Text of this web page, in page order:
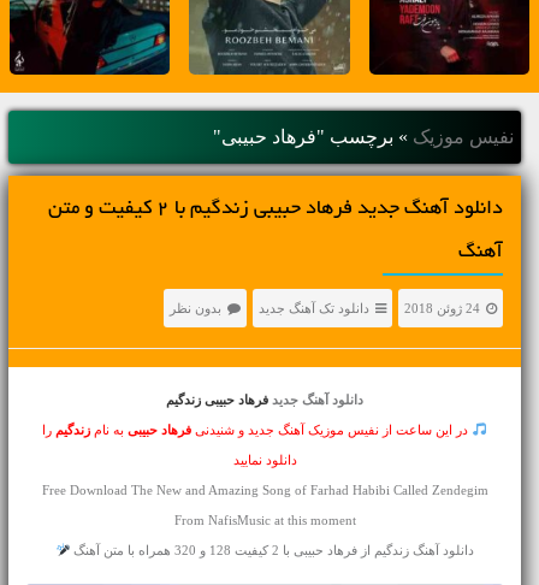
نفیس موزیک » برچسب "فرهاد حبیبی"
دانلود آهنگ جديد فرهاد حبیبی زندگیم با 2 کیفیت و متن
آهنگ
24 ژوئن 2018 دانلود تک آهنگ جدید بدون نظر
دانلود آهنگ جدید فرهاد حبیبی زندگیم
در این ساعت از نفیس موزیک آهنگ جدید و شنیدنی فرهاد حبیبیبه نام زندگیم را
دانلود نمایید
Free Download The New and Amazing Song of Farhad Habibi Called Zendegim
From NafisMusic at this moment
دانلود آهنگ زندگیم از فرهاد حبیبی با 2 کیفیت 128 و 320 همراه با متن آهنگ